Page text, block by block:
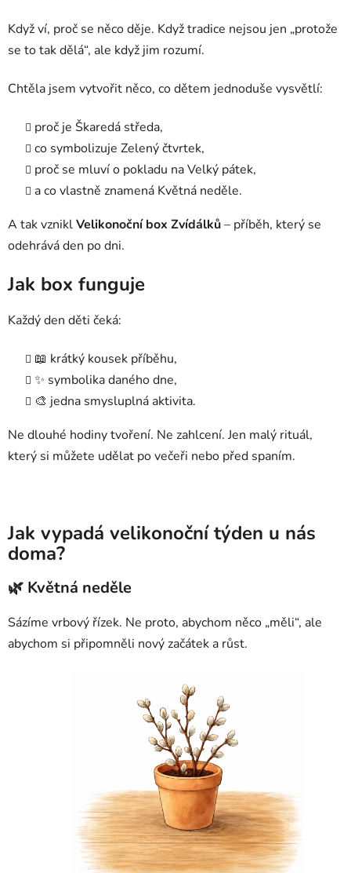
Když ví, proč se něco děje. Když tradice nejsou jen „protože
se to tak dělá“, ale když jim rozumí.
Chtěla jsem vytvořit něco, co dětem jednoduše vysvětlí:
proč je Škaredá středa,
co symbolizuje Zelený čtvrtek,
proč se mluví o pokladu na Velký pátek,
a co vlastně znamená Květná neděle.
A tak vzniklVelikonoční box Zvídálků– příběh, který se
odehrává den po dni.
Jak box funguje
Každý den děti čeká:
📖 krátký kousek příběhu,
✨ symbolika daného dne,
🎨 jedna smysluplná aktivita.
Ne dlouhé hodiny tvoření. Ne zahlcení. Jen malý rituál,
který si můžete udělat po večeři nebo před spaním.
Jak vypadá velikonoční týden u nás
doma?
🌿 Květná neděle
Sázíme vrbový řízek. Ne proto, abychom něco „měli“, ale
abychom si připomněli nový začátek a růst.